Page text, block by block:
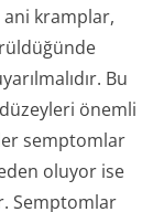
ani kramplar,
Bu
önemli
semptomlar
oluyor ise
Semptomlar